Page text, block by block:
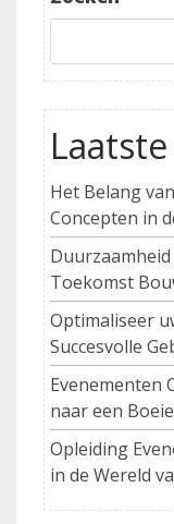
Het Belang
Concepten in
Toekomst
Optimaliseer
Succesvolle
Evenementen
naar een
Opleiding
in de Wereld